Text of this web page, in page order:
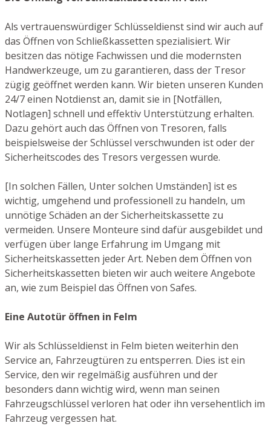
Als vertrauenswürdiger Schlüsseldienst sind wir auch auf
das Öffnen von Schließkassetten spezialisiert. Wir
besitzen das nötige Fachwissen und die modernsten
Handwerkzeuge, um zu garantieren, dass der Tresor
zügig geöffnet werden kann. Wir bieten unseren Kunden
24/7 einen Notdienst an, damit sie in [Notfällen,
Notlagen] schnell und effektiv Unterstützung erhalten.
Dazu gehört auch das Öffnen von Tresoren, falls
beispielsweise der Schlüssel verschwunden ist oder der
Sicherheitscodes des Tresors vergessen wurde.
[In solchen Fällen, Unter solchen Umständen] ist es
wichtig, umgehend und professionell zu handeln, um
unnötige Schäden an der Sicherheitskassette zu
vermeiden. Unsere Monteure sind dafür ausgebildet und
verfügen über lange Erfahrung im Umgang mit
Sicherheitskassetten jeder Art. Neben dem Öffnen von
Sicherheitskassetten bieten wir auch weitere Angebote
an, wie zum Beispiel das Öffnen von Safes.
Eine Autotür öffnen in Felm
Wir als Schlüsseldienst in Felm bieten weiterhin den
Service an, Fahrzeugtüren zu entsperren. Dies ist ein
Service, den wir regelmäßig ausführen und der
besonders dann wichtig wird, wenn man seinen
Fahrzeugschlüssel verloren hat oder ihn versehentlich im
Fahrzeug vergessen hat.